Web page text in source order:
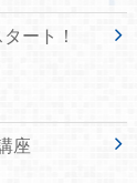
ート！
座